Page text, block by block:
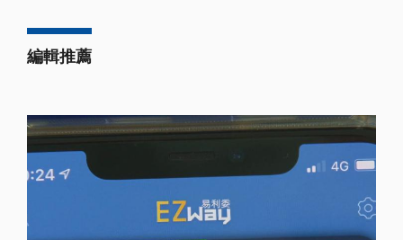
編輯推薦